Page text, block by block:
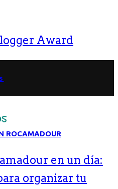
Award
en un día:
organizar tu